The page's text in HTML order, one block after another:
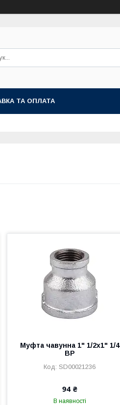
ТА ОПЛАТА
Муфта чавунна 1" 1/2х1" 1/4
ВР
SD00021236
94 ₴
В наявності